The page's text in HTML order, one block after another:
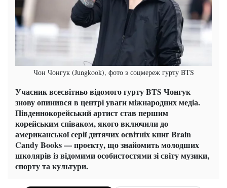
Чон Чонгук (Jungkook), фото з соцмереж гурту BTS
Учасник всесвітньо відомого гурту BTS Чонгук
знову опинився в центрі уваги міжнародних медіа.
Південнокорейський артист став першим
корейським співаком, якого включили до
американської серії дитячих освітніх книг Brain
Candy Books — проєкту, що знайомить молодших
школярів із відомими особистостями зі світу музики,
спорту та культури.